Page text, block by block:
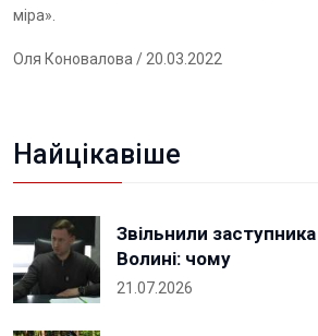
міра».
Оля Коновалова / 20.03.2022
Найцікавіше
Звільнили
Волині: чому
21.07.2026